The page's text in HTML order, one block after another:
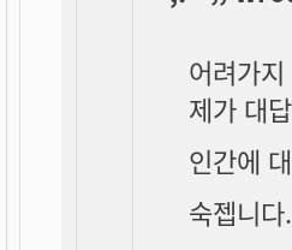
어려가
제가 대
인간에
숙젭니다.